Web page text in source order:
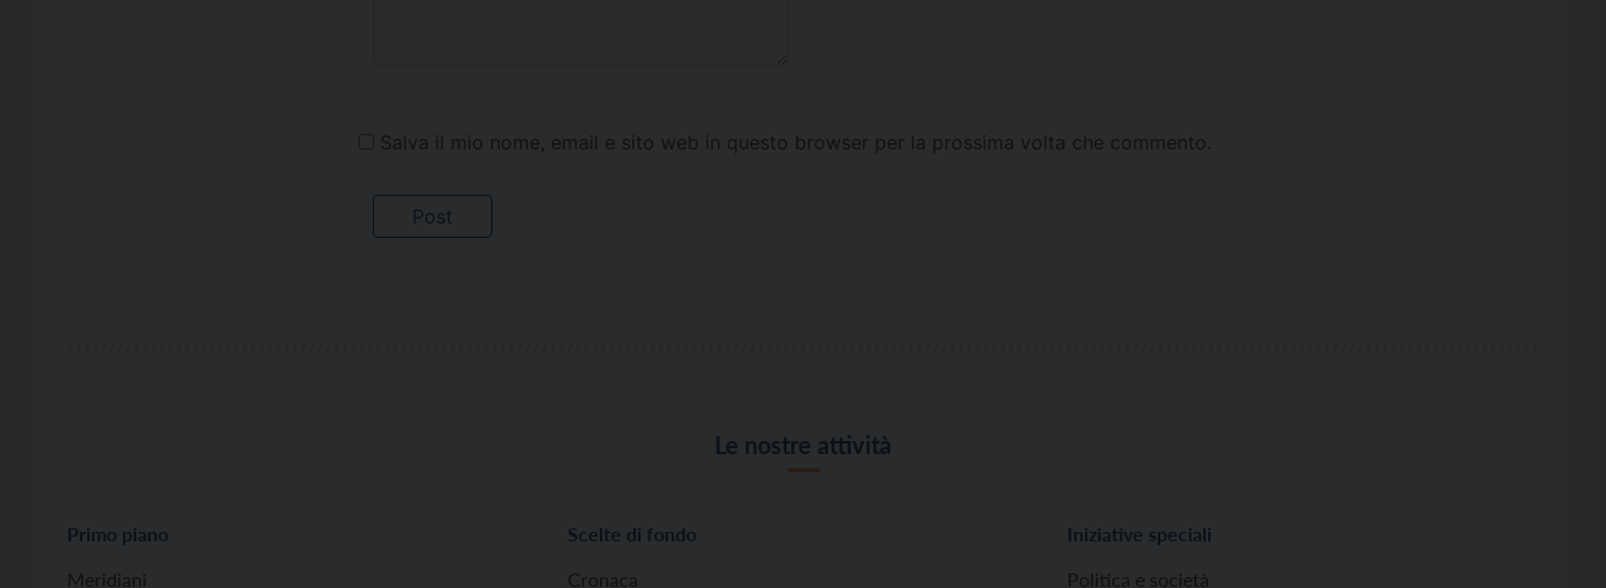
Salva il mio nome, email e sito web in questo browser per la prossima volta che commento.
Le nostre attività
Primo piano
Meridiani
Scelte di fondo
Cronaca
Iniziative speciali
Politica e società